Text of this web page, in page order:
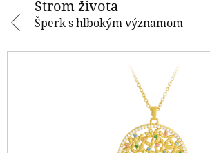
Strom života
Šperk s hlbokým významom